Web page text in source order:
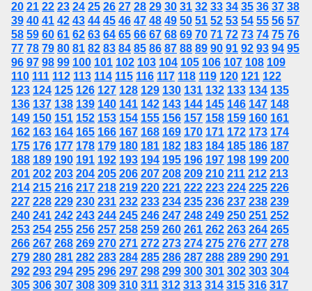
20 21 22 23 24 25 26 27 28 29 30 31 32 33 34 35 36 37 38
39 40 41 42 43 44 45 46 47 48 49 50 51 52 53 54 55 56 57
58 59 60 61 62 63 64 65 66 67 68 69 70 71 72 73 74 75 76
77 78 79 80 81 82 83 84 85 86 87 88 89 90 91 92 93 94 95
96 97 98 99 100 101 102 103 104 105 106 107 108 109
110 111 112 113 114 115 116 117 118 119 120 121 122
123 124 125 126 127 128 129 130 131 132 133 134 135
136 137 138 139 140 141 142 143 144 145 146 147 148
149 150 151 152 153 154 155 156 157 158 159 160 161
162 163 164 165 166 167 168 169 170 171 172 173 174
175 176 177 178 179 180 181 182 183 184 185 186 187
188 189 190 191 192 193 194 195 196 197 198 199 200
201 202 203 204 205 206 207 208 209 210 211 212 213
214 215 216 217 218 219 220 221 222 223 224 225 226
227 228 229 230 231 232 233 234 235 236 237 238 239
240 241 242 243 244 245 246 247 248 249 250 251 252
253 254 255 256 257 258 259 260 261 262 263 264 265
266 267 268 269 270 271 272 273 274 275 276 277 278
279 280 281 282 283 284 285 286 287 288 289 290 291
292 293 294 295 296 297 298 299 300 301 302 303 304
305 306 307 308 309 310 311 312 313 314 315 316 317